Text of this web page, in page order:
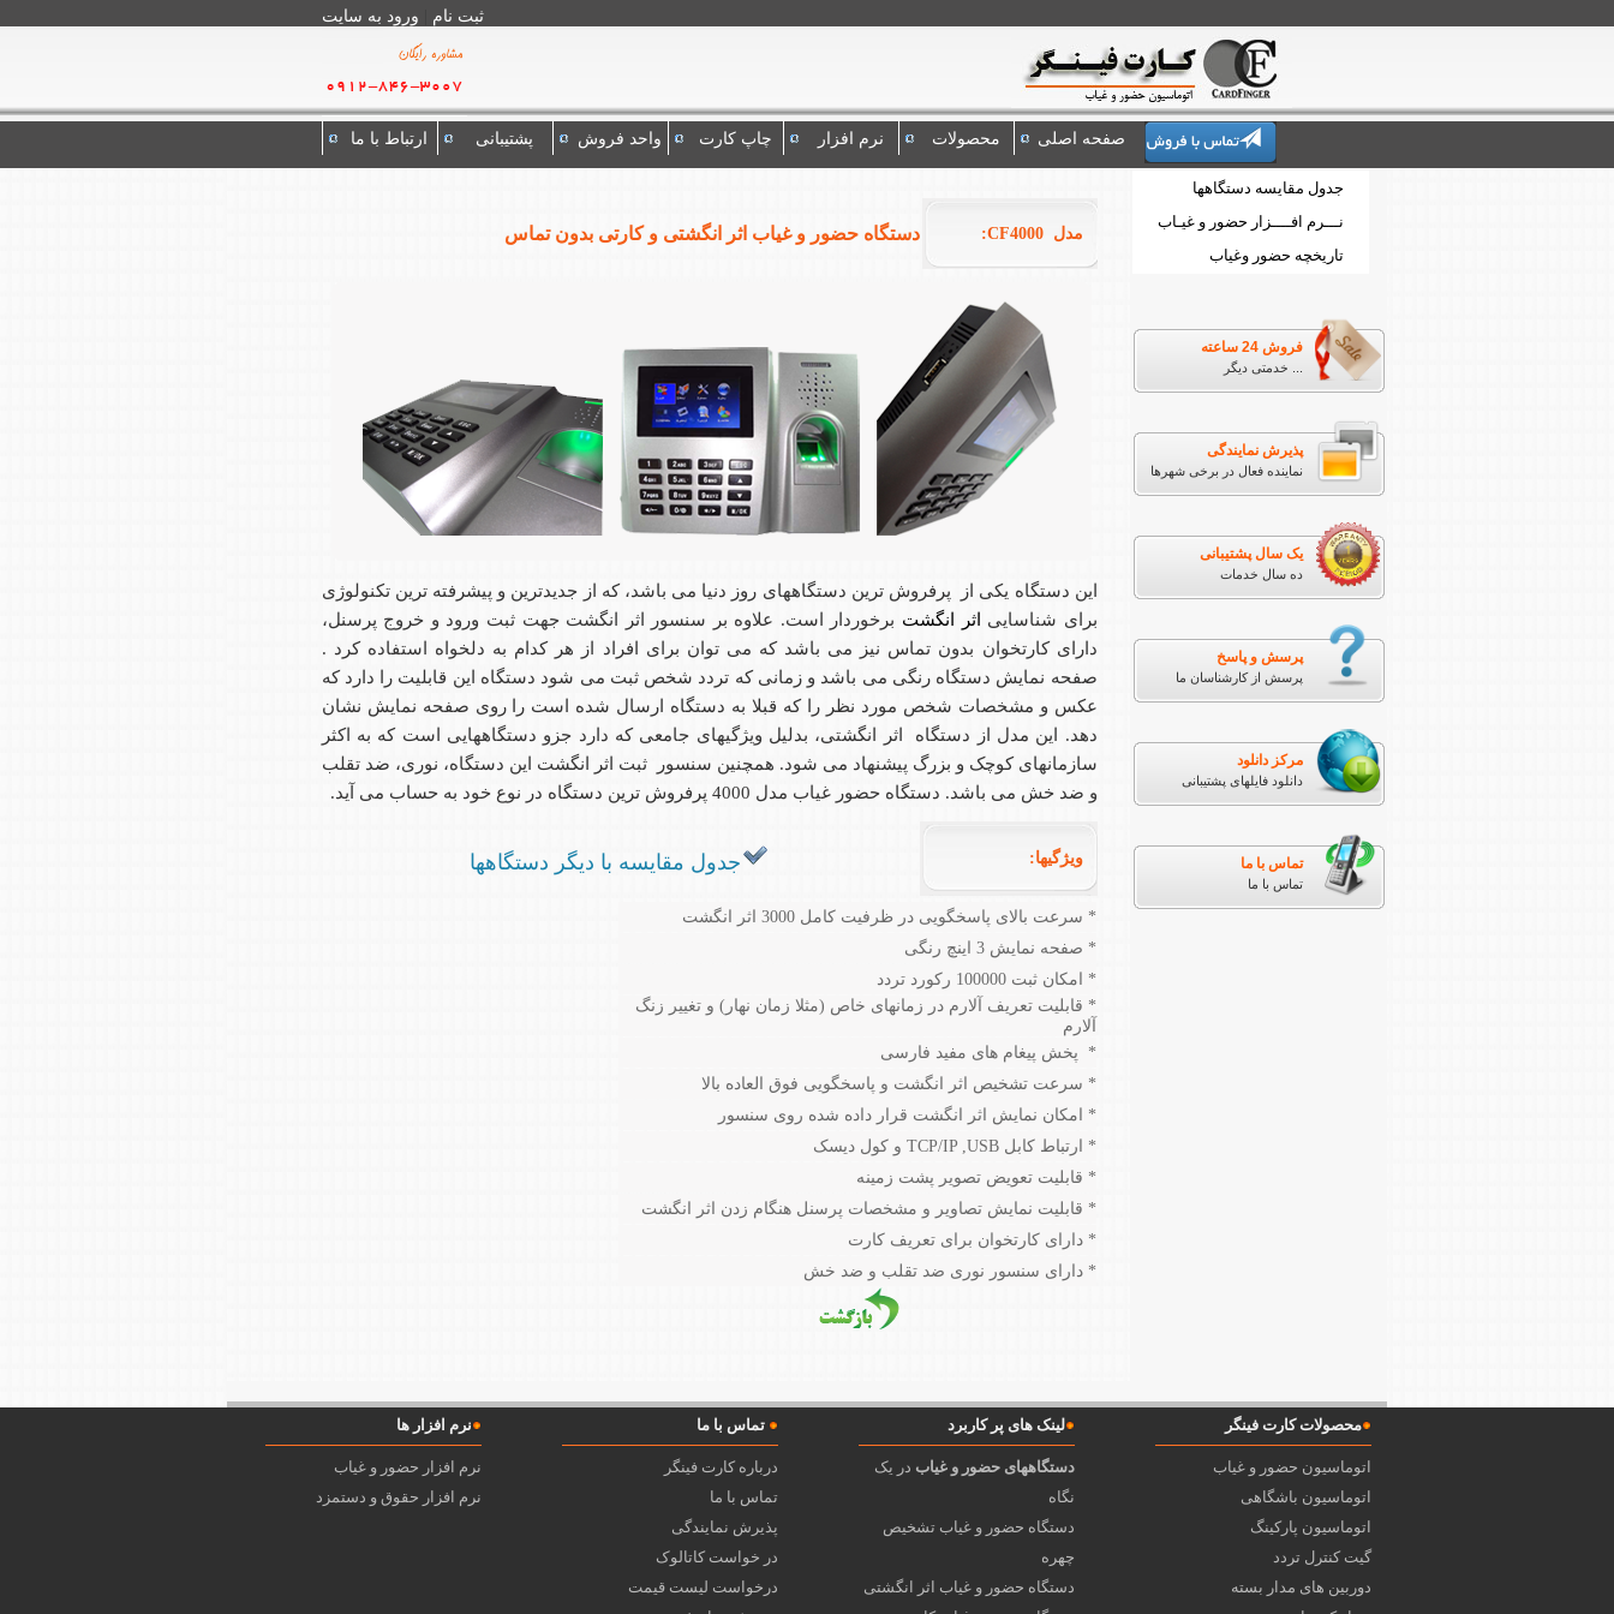
ثبت نام ورود به سايت
ارتباط با ما پشتیبانی واحد فروش چاپ کارت نرم افزار محصولات صفحه اصلی
مدل CF4000: دستگاه حضور و غیاب اثر انگشتی و کارتی بدون تماس
این دستگاه یکی از پرفروش ترین دستگاههای روز دنیا می باشد، که از جدیدترین و پیشرفته ترین تکنولوژی
برای شناسایی
اثر انگشت برخوردار است. علاوه بر سنسور اثر انگشت جهت ثبت ورود و خروج پرسنل،
دارای کارتخوان بدون تماس نیز می باشد که می توان برای افراد از هر کدام به دلخواه استفاده کرد .
صفحه نمایش دستگاه رنگی می باشد و زمانی که تردد شخص ثبت می شود دستگاه این قابلیت را دارد که
عکس و مشخصات شخص مورد نظر را که قبلا به دستگاه ارسال شده است را روی صفحه نمایش نشان
دهد. این مدل از دستگاه اثر انگشتی، بدلیل ویژگیهای جامعی که دارد جزو دستگاههایی است که به اکثر
سازمانهای کوچک و بزرگ پیشنهاد می شود. همچنین سنسور ثبت اثر انگشت این دستگاه، نوری، ضد تقلب
و ضد خش می باشد. دستگاه حضور غیاب مدل 4000 پرفروش ترین دستگاه در نوع خود به حساب می آید.
ویژگیها: جدول مقایسه با دیگر دستگاهها
* سرعت بالای پاسخگویی در ظرفیت کامل 3000 اثر انگشت
* صفحه نمایش 3 اینچ رنگی
* امکان ثبت 100000 رکورد تردد
* قابلیت تعریف آلارم در زمانهای خاص (مثلا زمان نهار) و تغییر زنگ
آلارم
* پخش پیغام های مفید فارسی
* سرعت تشخیص اثر انگشت و پاسخگویی فوق العاده بالا
* امکان نمایش اثر انگشت قرار داده شده روی سنسور
* ارتباط کابل TCP/IP ,USB و کول دیسک
* قابلیت تعویض تصویر پشت زمینه
* قابلیت نمایش تصاویر و مشخصات پرسنل هنگام زدن اثر انگشت
* دارای کارتخوان برای تعریف کارت
* دارای سنسور نوری ضد تقلب و ضد خش
جدول مقایسه دستگاهها
نـــرم افــــزار حضور و غیـاب
تاریخچه حضور وغیاب
فروش 24 ساعته
پذیرش نمایندگی
نماینده فعال در برخی شهرها
یک سال پشتیبانی
ده سال خدمات
پرسش و پاسخ
پرسش از کارشناسان ما
مرکز دانلود
دانلود فایلهای پشتیبانی
تماس با ما
تماس با ما
محصولات کارت فینگر
اتوماسیون حضور و غیاب
اتوماسیون باشگاهی
اتوماسیون پارکینگ
گیت کنترل تردد
دوربین های مدار بسته
لینک های پر کاربرد
دستگاههای حضور و غیاب در یک
نگاه
دستگاه حضور و غیاب تشخیص
چهره
دستگاه حضور و غیاب اثر انگشتی
تماس با ما
درباره کارت فینگر
تماس با ما
پذیرش نمایندگی
در خواست کاتالوک
درخواست لیست قیمت
نرم افزار ها
نرم افزار حضور و غیاب
نرم افزار حقوق و دستمزد